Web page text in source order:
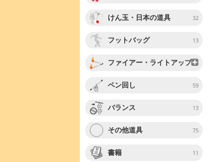
けん玉・日本の道具 32
フットバッグ 13
ファイアー・ライトアップ
ペン回し 59
バランス 13
その他道具 75
書籍 11